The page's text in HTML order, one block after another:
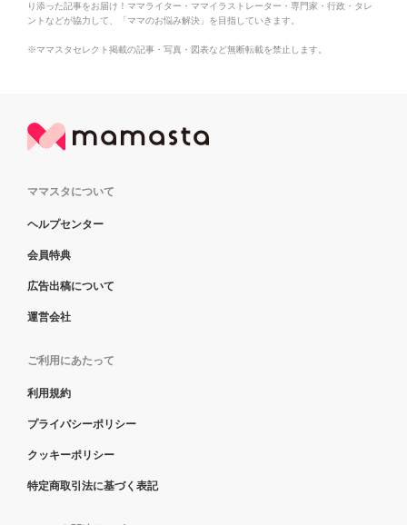
り添った記事をお届け！ママライター・ママイラストレーター・専門家・行政・タレ
ントなどが協力して、「ママのお悩み解決」を目指していきます。
※ママスタセレクト掲載の記事・写真・図表など無断転載を禁止します。
ママスタについて
ヘルプセンター
会員特典
広告出稿について
運営会社
ご利用にあたって
利用規約
プライバシーポリシー
クッキーポリシー
特定商取引法に基づく表記